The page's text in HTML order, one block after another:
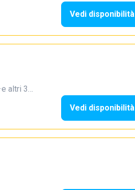
Vedi disponibilità
·e altri 3…
Vedi disponibilità